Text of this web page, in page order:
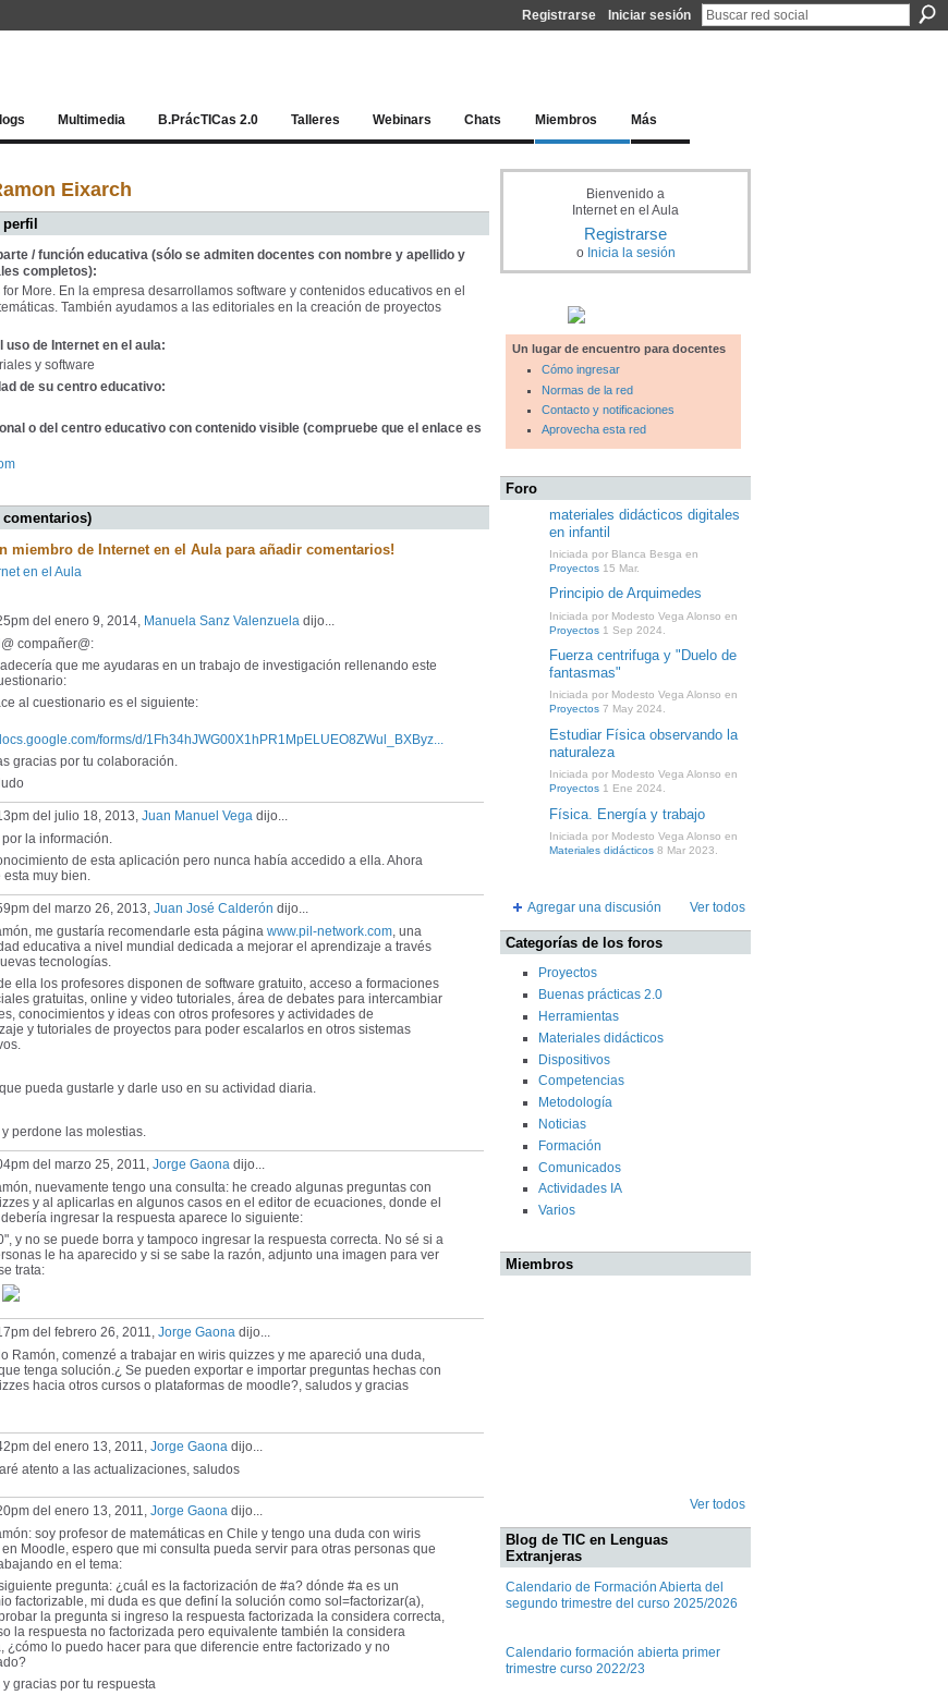
Registrarse Iniciar sesión
Multimedia B.PrácTICas 2.0 Talleres Webinars Chats Miembros Más
Eixarch
/ función educativa (sólo se admiten docentes con nombre y apellido y
completos):
More. En la empresa desarrollamos software y contenidos educativos en el
También ayudamos a las editoriales en la creación de proyectos
uso de Internet en el aula:
y software
de su centro educativo:
o del centro educativo con contenido visible (compruebe que el enlace es
comentarios)
miembro de Internet en el Aula para añadir comentarios!
en el Aula
del enero 9, 2014, Manuela Sanz Valenzuela dijo...
compañer@:
que me ayudaras en un trabajo de investigación rellenando este
al cuestionario es el siguiente:
forms/d/1Fh34hJWG00X1hPR1MpELUEO8ZWul_BXByz...
gracias por tu colaboración.
del julio 18, 2013, Juan Manuel Vega dijo...
la información.
de esta aplicación pero nunca había accedido a ella. Ahora
esta muy bien.
del marzo 26, 2013, Juan José Calderón dijo...
me gustaría recomendarle esta página www.pil-network.com, una
educativa a nivel mundial dedicada a mejorar el aprendizaje a través
tecnologías.
ella los profesores disponen de software gratuito, acceso a formaciones
gratuitas, online y video tutoriales, área de debates para intercambiar
conocimientos y ideas con otros profesores y actividades de
y tutoriales de proyectos para poder escalarlos en otros sistemas
pueda gustarle y darle uso en su actividad diaria.
perdone las molestias.
del marzo 25, 2011, Jorge Gaona dijo...
nuevamente tengo una consulta: he creado algunas preguntas con
y al aplicarlas en algunos casos en el editor de ecuaciones, donde el
ingresar la respuesta aparece lo siguiente:
y no se puede borra y tampoco ingresar la respuesta correcta. No sé si a
le ha aparecido y si se sabe la razón, adjunto una imagen para ver
trata:
del febrero 26, 2011, Jorge Gaona dijo...
Ramón, comenzé a trabajar en wiris quizzes y me apareció una duda,
tenga solución.¿ Se pueden exportar e importar preguntas hechas con
hacia otros cursos o plataformas de moodle?, saludos y gracias
del enero 13, 2011, Jorge Gaona dijo...
atento a las actualizaciones, saludos
del enero 13, 2011, Jorge Gaona dijo...
soy profesor de matemáticas en Chile y tengo una duda con wiris
Moodle, espero que mi consulta pueda servir para otras personas que
en el tema:
pregunta: ¿cuál es la factorización de #a? dónde #a es un
factorizable, mi duda es que definí la solución como sol=factorizar(a),
la pregunta si ingreso la respuesta factorizada la considera correcta,
la respuesta no factorizada pero equivalente también la considera
¿cómo lo puedo hacer para que diferencie entre factorizado y no
gracias por tu respuesta
Bienvenido a
Internet en el Aula
Registrarse
o Inicia la sesión
Un lugar de encuentro para docentes
Cómo ingresar
Normas de la red
Contacto y notificaciones
Aprovecha esta red
Foro
materiales didácticos digitales
en infantil
Iniciada por Blanca Besga en
Proyectos 15 Mar.
Principio de Arquimedes
Iniciada por Modesto Vega Alonso en
Proyectos 1 Sep 2024.
Fuerza centrifuga y "Duelo de
fantasmas"
Iniciada por Modesto Vega Alonso en
Proyectos 7 May 2024.
Estudiar Física observando la
naturaleza
Iniciada por Modesto Vega Alonso en
Proyectos 1 Ene 2024.
Física. Energía y trabajo
Iniciada por Modesto Vega Alonso en
Materiales didácticos 8 Mar 2023.
Agregar una discusión Ver todos
Categorías de los foros
Proyectos
Buenas prácticas 2.0
Herramientas
Materiales didácticos
Dispositivos
Competencias
Metodología
Noticias
Formación
Comunicados
Actividades IA
Varios
Miembros
Ver todos
Blog de TIC en Lenguas
Extranjeras
Calendario de Formación Abierta del
segundo trimestre del curso 2025/2026
Calendario formación abierta primer
trimestre curso 2022/23